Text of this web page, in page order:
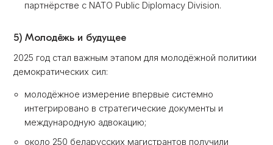
партнёрстве с NATO Public Diplomacy Division.
5) Молодёжь и будущее
2025 год стал важным этапом для молодёжной политики
демократических сил:
молодёжное измерение впервые системно
интегрировано в стратегические документы и
международную адвокацию;
около 250 беларусских магистрантов получили